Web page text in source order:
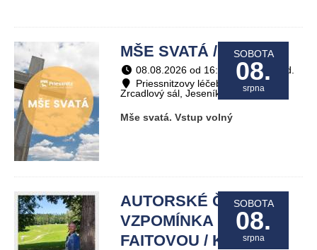
SOBOTA
08.
srpna
MŠE SVATÁ / Ostatní
08.08.2026 od 16:00 do 17:00 hod.
Priessnitzovy léčebné lázně a.s.,
Zrcadlový sál, Jeseník |
Mapa
Mše svatá. Vstup volný
SOBOTA
08.
srpna
AUTORSKÉ ČTENÍ -
VZPOMÍNKA NA JANU
FAITOVOU / Koncerty